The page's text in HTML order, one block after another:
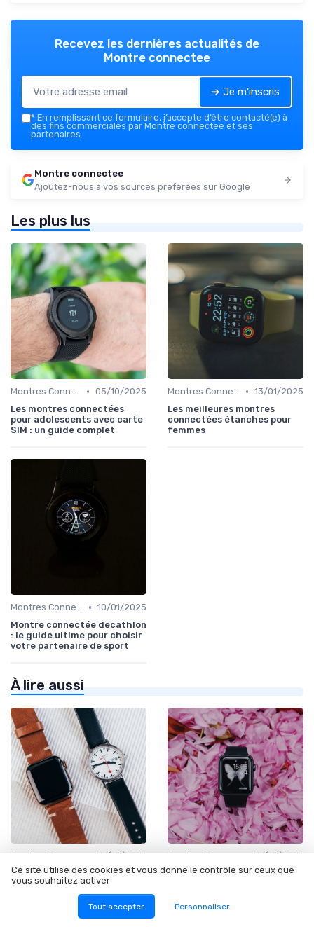
Recevez les dernières actualités de
Montre connectee
➔ Je m'inscris
* En remplissant ce formulaire, j’accepte d’être contacté(e) à
des fins commerciales par Montre connectee et ses
partenaires.
Montre connectee
Ajoutez-nous à vos sources préférées sur Google
Les plus lus
Montres Connectées pour Enfants • 05/10/2025
Les montres connectées
pour adolescents avec carte
SIM : un guide complet
Montres Connectées de Luxe • 13/01/2025
Les meilleures montres
connectées étanches pour
femmes
Montres Connectées pour le Sport • 10/01/2025
Montre connectée decathlon
: le guide ultime pour choisir
votre partenaire de sport
À lire aussi
Montres Connectées pour Enfants • 10/01/2025
L'essentiel à savoir sur la
montre gps enfant pour la
sécurité et le divertissement
Montres Connectées pour le Sport • 10/01/2025
Les montres sportifs, des
Ce site utilise des cookies et vous donne le contrôle sur ceux que
vous souhaitez activer
Tout accepter Personnaliser